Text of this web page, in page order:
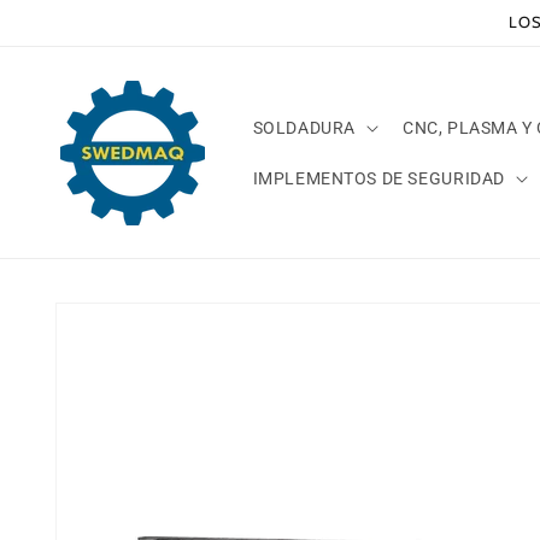
SOLDADURA CNC, PLASMA Y
IMPLEMENTOS DE SEGURIDAD